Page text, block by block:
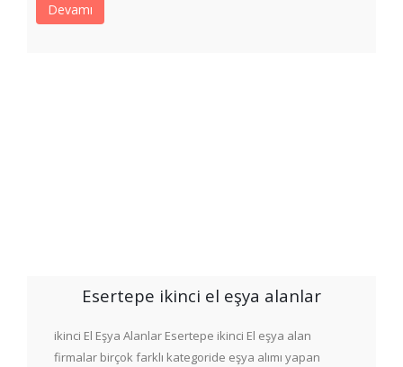
Devamı
Esertepe ikinci el eşya alanlar
ikinci El Eşya Alanlar Esertepe ikinci El eşya alan
firmalar birçok farklı kategoride eşya alımı yapan